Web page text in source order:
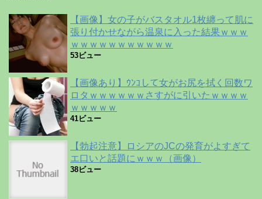
【画像】女の子がバスタオル1枚纏って肌に
張り付かせながら温泉に入った結果ｗｗｗ
ｗｗｗｗｗｗｗｗｗｗｗ
53ビュー
【画像あり】ｳﾝｺして女がお尻を拭く回数ワ
ロタｗｗｗｗｗｗさすがに引いたｗｗｗｗ
ｗｗｗｗｗ
41ビュー
【勃起注意】ロシアのJCの発育がよすぎて
エ口いと話題にｗｗｗ（画像）
38ビュー